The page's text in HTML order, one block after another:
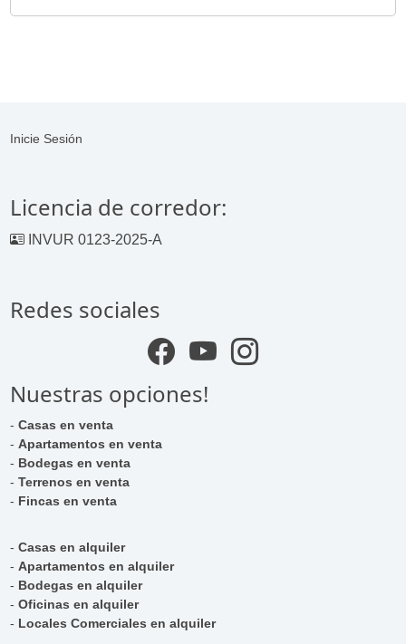
Inicie Sesión
Licencia de corredor:
INVUR 0123-2025-A
Redes sociales
Nuestras opciones!
-Casas en venta
-Apartamentos en venta
- Bodegas en venta
-Terrenos en venta
- Fincas en venta
-Casas en alquiler
-Apartamentos en alquiler
- Bodegas en alquiler
-Oficinas en alquiler
- Locales Comerciales en alquiler